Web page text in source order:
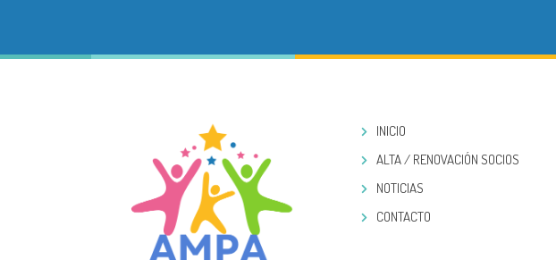
INICIO
ALTA / RENOVACIÓN SOCIOS
NOTICIAS
CONTACTO